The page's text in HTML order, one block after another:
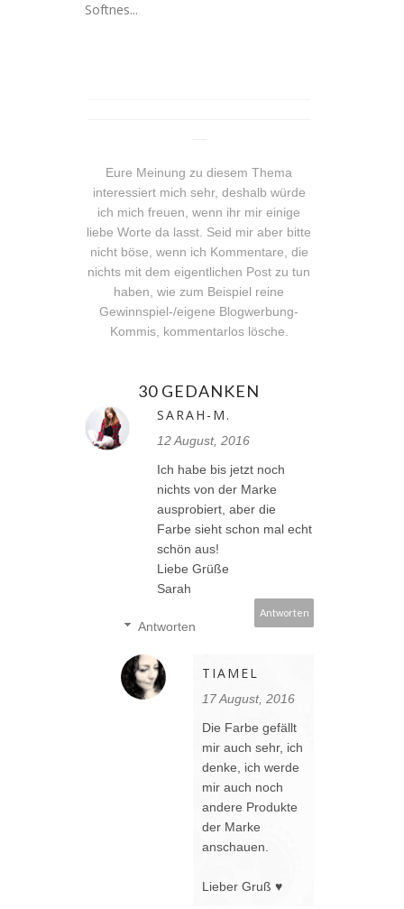
Softnes...
Eure Meinung zu diesem Thema
interessiert mich sehr, deshalb würde
ich mich freuen, wenn ihr mir einige
liebe Worte da lasst. Seid mir aber bitte
nicht böse, wenn ich Kommentare, die
nichts mit dem eigentlichen Post zu tun
haben, wie zum Beispiel reine
Gewinnspiel-/eigene Blogwerbung-
Kommis, kommentarlos lösche.
30 GEDANKEN
SARAH-M.
12 August, 2016
Ich habe bis jetzt noch
nichts von der Marke
ausprobiert, aber die
Farbe sieht schon mal echt
schön aus!
Liebe Grüße
Sarah
Antworten
Antworten
TIAMEL
17 August, 2016
Die Farbe gefällt
mir auch sehr, ich
denke, ich werde
mir auch noch
andere Produkte
der Marke
anschauen.
Lieber Gruß ♥